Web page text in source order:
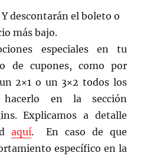
descontarán el boleto o
más bajo.
especiales en tu
de cupones, como por
2×1 o un 3×2 todos los
hacerlo en la sección
Explicamos a detalle
aquí. En caso de que
específico en la